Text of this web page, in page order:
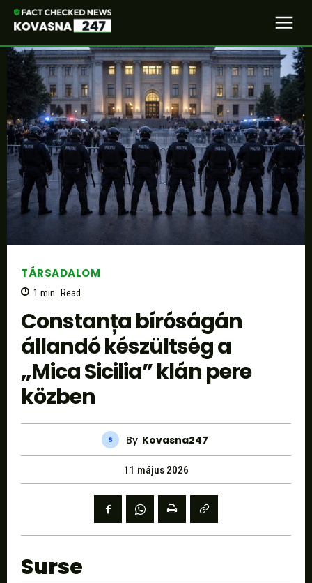
TÁRSADALOM
1 min. Read
Constanța bíróságán
állandó készültség a
„Mica Sicilia” klán pere
közben
By Kovasna247
11 május 2026
Surse